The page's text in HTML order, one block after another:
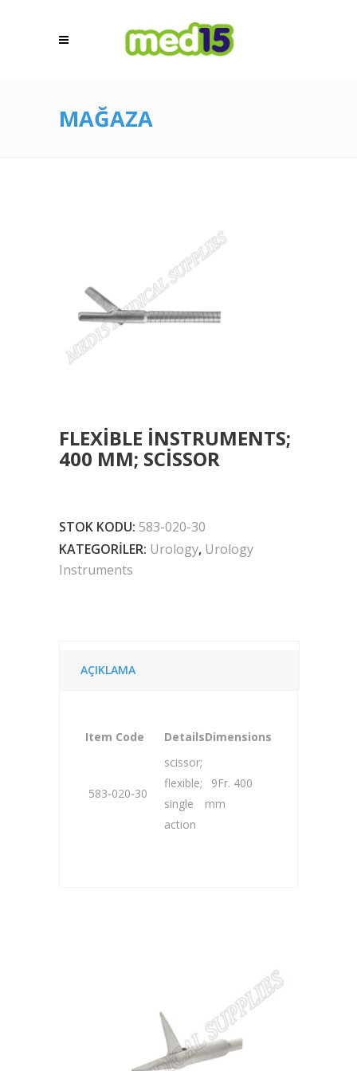
MAĞAZA
FLEXIBLE INSTRUMENTS;
400 MM; SCISSOR
STOK KODU: 583-020-30
KATEGORILER: Urology, Urology
Instruments
AÇIKLAMA
Item Code DetailsDimensions
583-020-30
scissor;
flexible;
single
action
9Fr. 400
mm